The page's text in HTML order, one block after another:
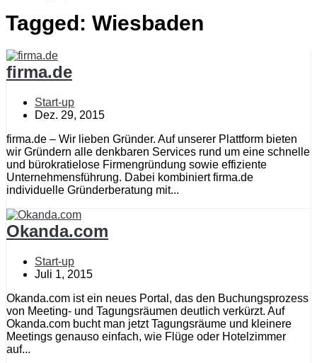
Tagged: Wiesbaden
firma.de
Start-up
Dez. 29, 2015
firma.de – Wir lieben Gründer. Auf unserer Plattform bieten
wir Gründern alle denkbaren Services rund um eine schnelle
und bürokratielose Firmengründung sowie effiziente
Unternehmensführung. Dabei kombiniert firma.de
individuelle Gründerberatung mit...
Okanda.com
Start-up
Juli 1, 2015
Okanda.com ist ein neues Portal, das den Buchungsprozess
von Meeting- und Tagungsräumen deutlich verkürzt. Auf
Okanda.com bucht man jetzt Tagungsräume und kleinere
Meetings genauso einfach, wie Flüge oder Hotelzimmer
auf...